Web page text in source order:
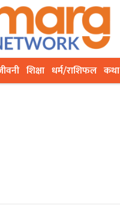
शिक्षा धर्म/राशिफल कथा